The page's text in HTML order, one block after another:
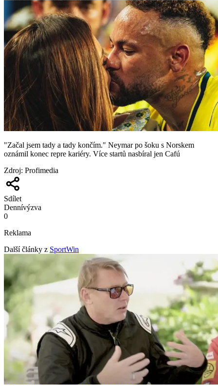
"Začal jsem tady a tady končím." Neymar po šoku s Norskem
oznámil konec repre kariéry. Více startů nasbíral jen Cafú
Zdroj: Profimedia
Sdílet
Dennívýzva
0
Reklama
Další články z SportWin